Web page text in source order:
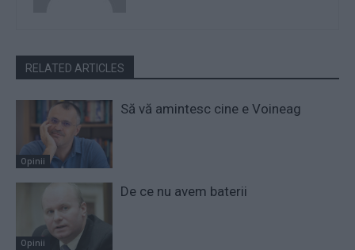
RELATED ARTICLES
Opinii
Să vă amintesc cine e Voineag
Opinii
De ce nu avem baterii